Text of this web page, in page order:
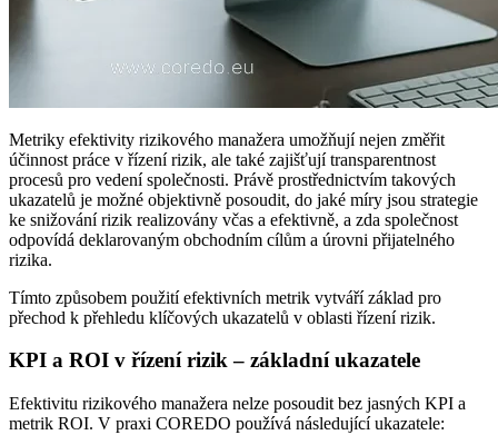
Metriky efektivity rizikového manažera umožňují nejen změřit
účinnost práce v řízení rizik, ale také zajišťují transparentnost
procesů pro vedení společnosti. Právě prostřednictvím takových
ukazatelů je možné objektivně posoudit, do jaké míry jsou strategie
ke snižování rizik realizovány včas a efektivně, a zda společnost
odpovídá deklarovaným obchodním cílům a úrovni přijatelného
rizika.
Tímto způsobem použití efektivních metrik vytváří základ pro
přechod k přehledu klíčových ukazatelů v oblasti řízení rizik.
KPI a ROI v řízení rizik – základní ukazatele
Efektivitu rizikového manažera nelze posoudit bez jasných KPI a
metrik ROI. V praxi COREDO používá následující ukazatele: